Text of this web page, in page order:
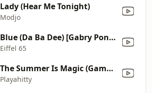
Lady (Hear Me Tonight)
Modjo
Blue (Da Ba Dee) [Gabry Ponte Ice Pop Mix]
Eiffel 65
The Summer Is Magic (Gambrinus Club Mix)
Playahitty